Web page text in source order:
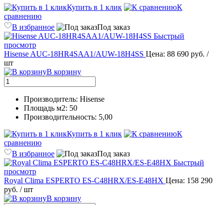
Купить в 1 клик
К
сравнению
В избранное
Под заказ
Быстрый
просмотр
Hisense AUC-18HR4SAA1/AUW-18H4SS Цена: 88 690 руб. /
шт
В корзину
Производитель: Hisense
Площадь м2: 50
Производительность: 5,00
Купить в 1 клик
К
сравнению
В избранное
Под заказ
Быстрый
просмотр
Royal Clima ESPERTO ES-C48HRX/ES-E48HX Цена: 158 290
руб. / шт
В корзину